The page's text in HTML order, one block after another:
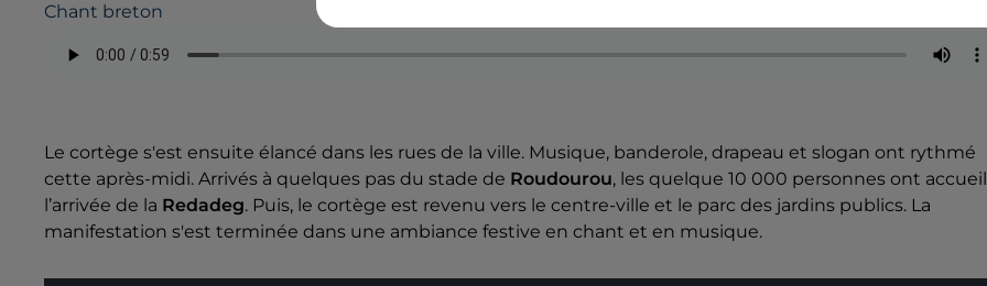
Chant breton
Le cortège s'est ensuite élancé dans les rues de la ville. Musique, banderole, drapeau et slogan ont rythmé
cette après-midi. Arrivés à quelques pas du stade de Roudourou, les quelque 10 000 personnes ont
l’arrivée de la Redadeg. Puis, le cortège est revenu vers le centre-ville et le parc des jardins publics. La
manifestation s'est terminée dans une ambiance festive en chant et en musique.